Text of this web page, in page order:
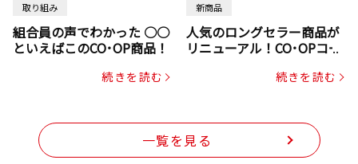
取り組み
組合員の声でわかった ○○
といえばこのCO･OP商品！
続きを読む
新商品
人気のロングセラー商品が
リニューアル！CO･OPコー
続きを読む
一覧を見る